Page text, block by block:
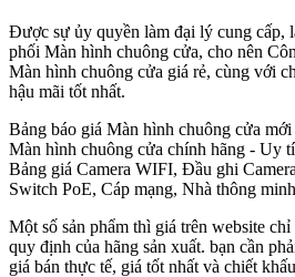
Được sự ủy quyền làm đại lý cung cấp,
phối Màn hình chuông cửa, cho nên
Màn hình chuông cửa giá rẻ, cùng với
hậu mãi tốt nhất.
Bảng báo giá Màn hình chuông cửa
Màn hình chuông cửa chính hãng - Uy
Bảng giá Camera WIFI, Đầu ghi
Switch PoE, Cáp mạng, Nhà thông
Một số sản phẩm thì giá trên website
quy định của hãng sản xuất. bạn cần
giá bán thực tế, giá tốt nhất và chiết